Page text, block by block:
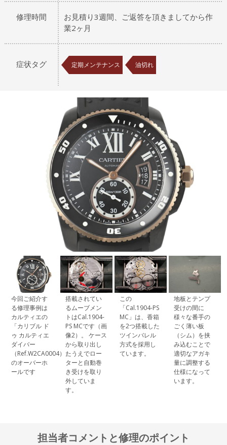
修理時間
お見積り3週間、ご返答を頂きましてから作
業2ヶ月
症状タグ 定期メンテナンス 油切れ
今回ご紹介す
る修理事例は
カルティエの
「カリブル ド
ゥ カルティエ
ダイバー
（Ref.W2CA0004）」
のオーバーホ
ールです
搭載されてい
るムーブメン
トはCal.1904-
PS MCです（画
像2）。 ケース
から取り出し
たうえでロー
ターと自動巻
き受けを取り
外していま
す。
この
「Cal.1904-PS
MC」は、香箱
を2つ搭載した
ツインバレル
方式を採用し
ています。
地板とテンプ
受けの間に
様々な番手の
ごく薄い板
（シム）を挟
み込むことで
適切なアガキ
量に調整する
仕様になって
います。
担当者コメントと修理のポイント